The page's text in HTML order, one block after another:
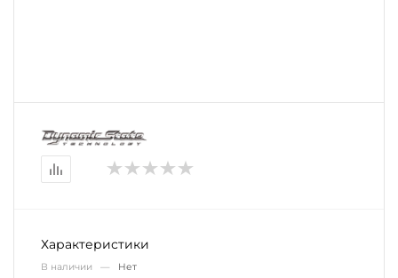
Характеристики
В наличии — Нет